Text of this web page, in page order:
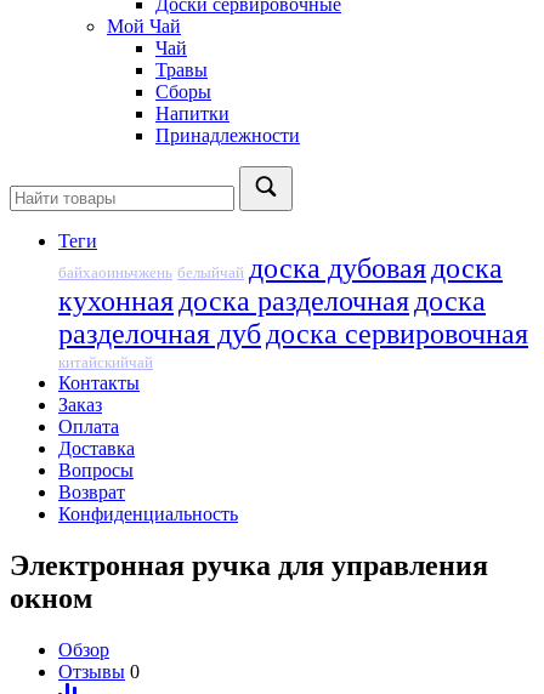
Доски сервировочные
Мой Чай
Чай
Травы
Сборы
Напитки
Принадлежности
Теги
байхаоиньчжень белыйчай доска дубовая доска
кухонная доска разделочная доска
разделочная дуб доска сервировочная
китайскийчай
Контакты
Заказ
Оплата
Доставка
Вопросы
Возврат
Конфиденциальность
Электронная ручка для управления
окном
Обзор
Отзывы 0